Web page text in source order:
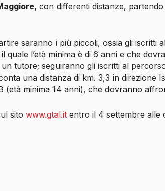
con differenti distanze,
saranno i più piccoli, ossia gli iscritti
quale l’età minima è di 6 anni e che
tutore; seguiranno gli iscritti al
una distanza di km. 3,3 in direzione
(età minima 14 anni), che dovranno
sito www.gtal.itentro il 4 settembre alle